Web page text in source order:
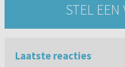
STEL EEN
Laatste reacties